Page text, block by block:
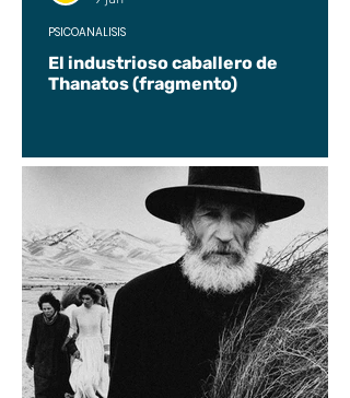
El industrioso caballero de
Thanatos (fragmento)
PSICOANÁLISIS